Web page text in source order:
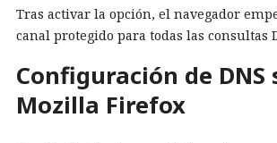
Tras activar la opción, el navegador
canal protegido para todas las consultas
Configuración de DNS
Mozilla Firefox